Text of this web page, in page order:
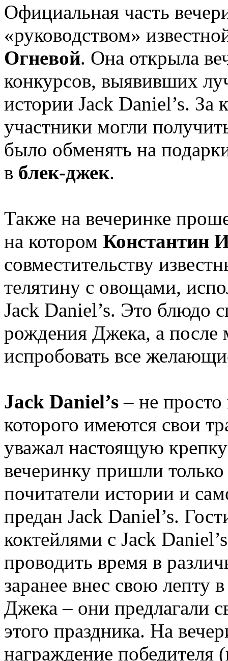
Официальная часть
«руководством»
Огневой. Она открыла
конкурсов, выявивших
истории Jack Daniel’s.
участники могли
было обменять на
в блек-джек.
Также на вечеринке
на котором Константин
совместительству
телятину с овощами,
Jack Daniel’s. Это блюдо
рождения Джека, а после
испробовать все
Jack Daniel’s – не просто
которого имеются свои
уважал настоящую
вечеринку пришли
почитатели истории и
предан Jack Daniel’s.
коктейлями с Jack
проводить время в
заранее внес свою лепту
Джека – они предлагали
этого праздника. На
награждение победителя